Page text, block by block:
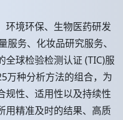
环境环保、生物医药研发
务、化妆品研究服务、
球检验检测认证 (TIC)服
万种分析方法的组合，为
规性、适用性以及持续性
用精准及时的结果、高质